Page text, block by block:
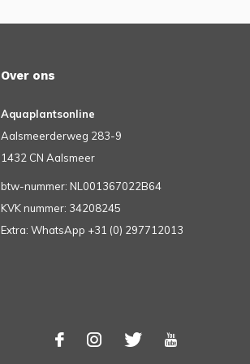
Over ons
Aquaplantsonline
Aalsmeerderweg 283-9
1432 CN Aalsmeer
btw-nummer: NL001367022B64
KVK nummer: 34208245
Extra: WhatsApp +31 (0) 297712013